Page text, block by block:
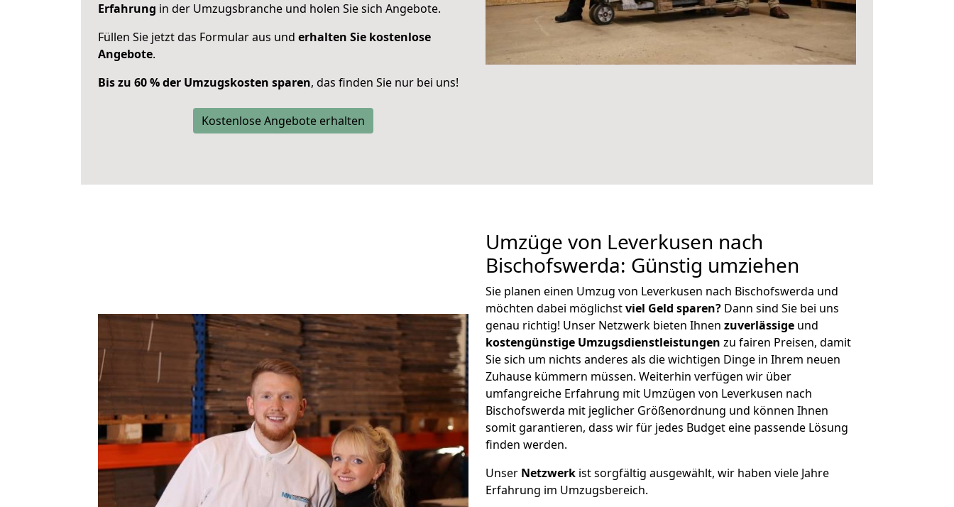
Erfahrung in der Umzugsbranche und holen Sie sich Angebote.
Füllen Sie jetzt das Formular aus und erhalten Sie kostenlose
Angebote.
Bis zu 60 % der Umzugskosten sparen, das finden Sie nur bei uns!
Kostenlose Angebote erhalten
Umzüge von Leverkusen nach
Bischofswerda: Günstig umziehen
Sie planen einen Umzug von Leverkusen nach Bischofswerda und
möchten dabei möglichstviel Geld sparen? Dann sind Sie bei uns
genau richtig! Unser Netzwerk bieten Ihnen zuverlässige und
kostengünstige Umzugsdienstleistungen zu fairen Preisen, damit
Sie sich um nichts anderes als die wichtigen Dinge in Ihrem neuen
Zuhause kümmern müssen. Weiterhin verfügen wir über
umfangreiche Erfahrung mit Umzügen von Leverkusen nach
Bischofswerda mit jeglicher Größenordnung und können Ihnen
somit garantieren, dass wir für jedes Budget eine passende Lösung
finden werden.
Unser Netzwerk ist sorgfältig ausgewählt, wir haben viele Jahre
Erfahrung im Umzugsbereich.